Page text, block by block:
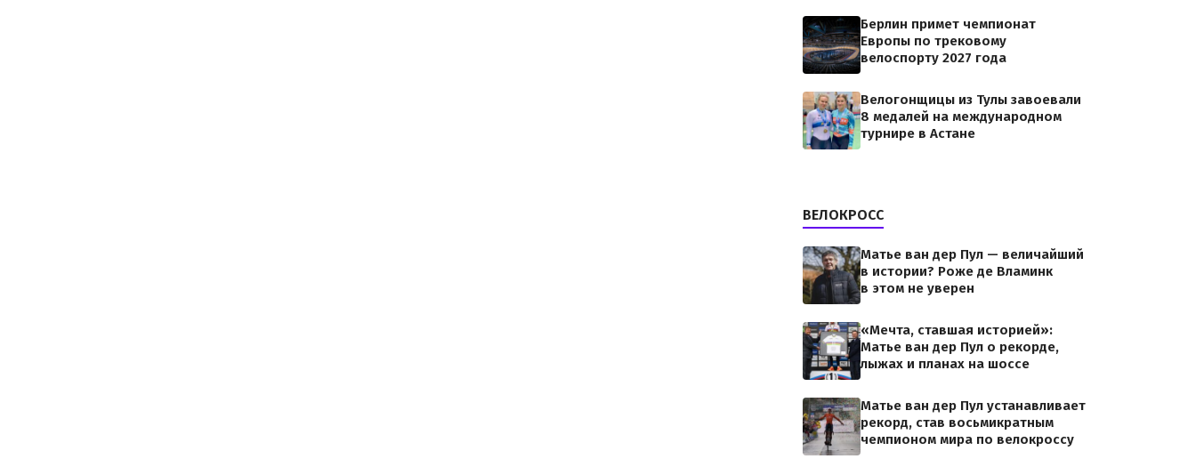
Берлин примет чемпионат
Европы по трековому
велоспорту 2027 года
Велогонщицы из Тулы завоевали
8 медалей на международном
турнире в Астане
ВЕЛОКРОСС
Матье ван дер Пул — величайший
в истории? Роже де Вламинк
в этом не уверен
«Мечта, ставшая историей»:
Матье ван дер Пул о рекорде,
лыжах и планах на шоссе
Матье ван дер Пул устанавливает
рекорд, став восьмикратным
чемпионом мира по велокроссу